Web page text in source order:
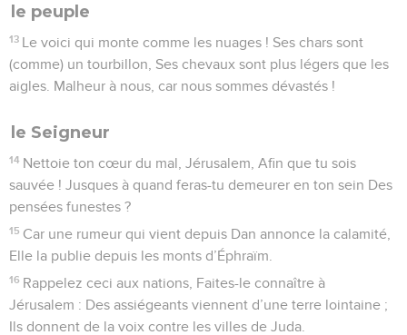
le peuple
13 Le voici qui monte comme les nuages ! Ses chars sont
(comme) un tourbillon, Ses chevaux sont plus légers que les
aigles. Malheur à nous, car nous sommes dévastés !
le Seigneur
14 Nettoie ton cœur du mal, Jérusalem, Afin que tu sois
sauvée ! Jusques à quand feras-tu demeurer en ton sein Des
pensées funestes ?
15 Car une rumeur qui vient depuis Dan annonce la calamité,
Elle la publie depuis les monts d’Éphraïm.
16 Rappelez ceci aux nations, Faites-le connaître à
Jérusalem : Des assiégeants viennent d’une terre lointaine ;
Ils donnent de la voix contre les villes de Juda.